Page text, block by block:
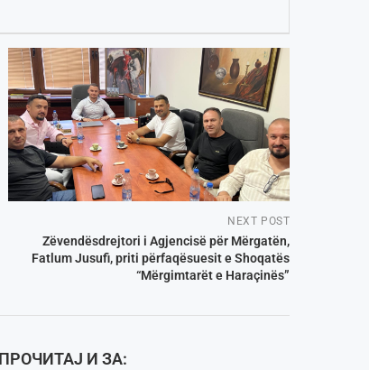
NEXT POST
Zëvendësdrejtori i Agjencisë për Mërgatën,
Fatlum Jusufi, priti përfaqësuesit e Shoqatës
“Mërgimtarët e Haraçinës”
И ЗА: